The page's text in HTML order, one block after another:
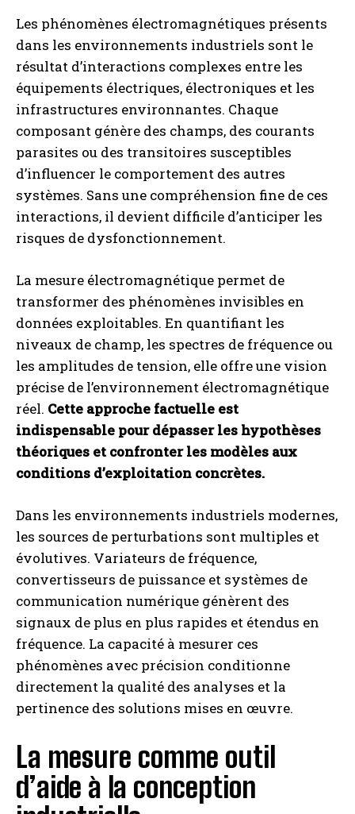
Les phénomènes électromagnétiques présents
dans les environnements industriels sont le
résultat d’interactions complexes entre les
équipements électriques, électroniques et les
infrastructures environnantes. Chaque
composant génère des champs, des courants
parasites ou des transitoires susceptibles
d’influencer le comportement des autres
systèmes. Sans une compréhension fine de ces
interactions, il devient difficile d’anticiper les
risques de dysfonctionnement.
La mesure électromagnétique permet de
transformer des phénomènes invisibles en
données exploitables. En quantifiant les
niveaux de champ, les spectres de fréquence ou
les amplitudes de tension, elle offre une vision
précise de l’environnement électromagnétique
réel. Cette approche factuelle est
indispensable pour dépasser les hypothèses
théoriques et confronter les modèles aux
conditions d’exploitation concrètes.
Dans les environnements industriels modernes,
les sources de perturbations sont multiples et
évolutives. Variateurs de fréquence,
convertisseurs de puissance et systèmes de
communication numérique génèrent des
signaux de plus en plus rapides et étendus en
fréquence. La capacité à mesurer ces
phénomènes avec précision conditionne
directement la qualité des analyses et la
pertinence des solutions mises en œuvre.
La mesure comme outil
d’aide à la conception